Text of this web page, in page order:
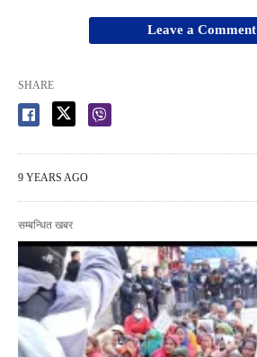
Leave a Comment
SHARE
9 YEARS AGO
सम्बन्धित खबर